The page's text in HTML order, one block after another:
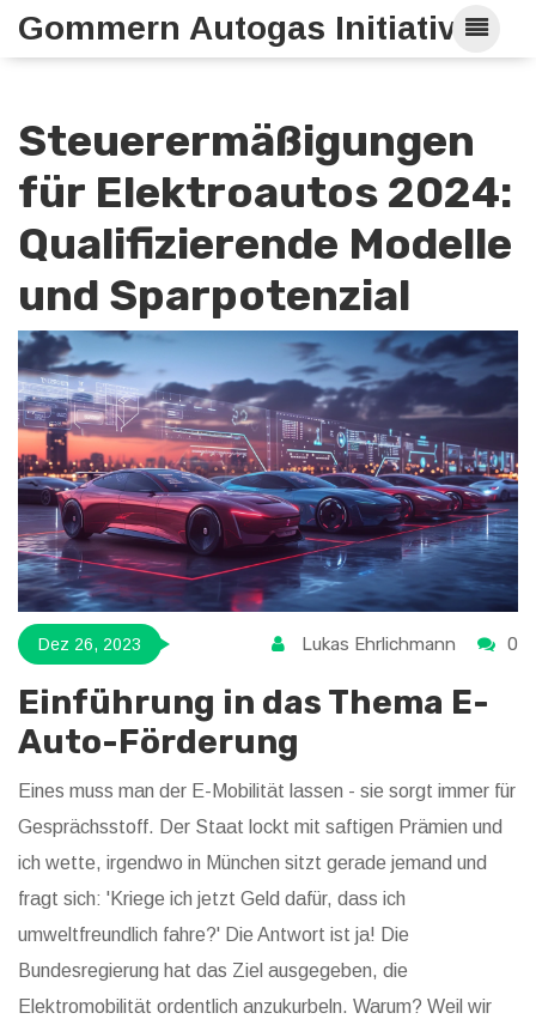
Gommern Autogas Initiative
Steuerermäßigungen
für Elektroautos 2024:
Qualifizierende Modelle
und Sparpotenzial
Dez 26, 2023 Lukas Ehrlichmann 0
Einführung in das Thema E-
Auto-Förderung
Eines muss man der E-Mobilität lassen - sie sorgt immer für
Gesprächsstoff. Der Staat lockt mit saftigen Prämien und
ich wette, irgendwo in München sitzt gerade jemand und
fragt sich: 'Kriege ich jetzt Geld dafür, dass ich
umweltfreundlich fahre?' Die Antwort ist ja! Die
Bundesregierung hat das Ziel ausgegeben, die
Elektromobilität ordentlich anzukurbeln. Warum? Weil wir